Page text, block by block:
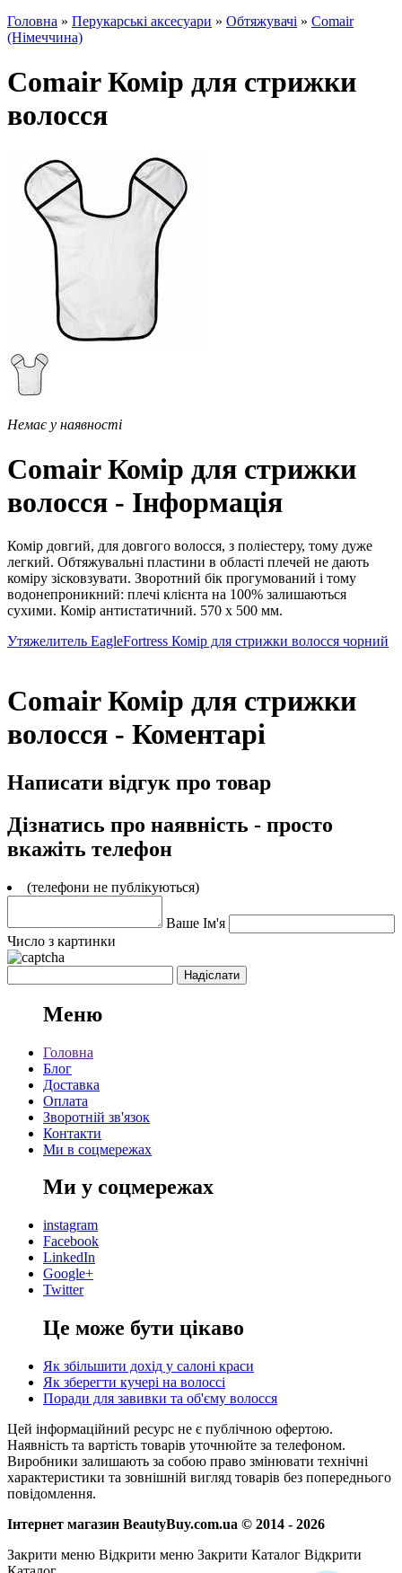
Головна » Перукарські аксесуари » Обтяжувачі » Comair
(Німеччина)
Comair Комір для стрижки
волосся
Немає у наявності
Comair Комір для стрижки
волосся - Інформація
Комір довгий, для довгого волосся, з поліестеру, тому дуже
легкий. Обтяжувальні пластини в області плечей не дають
коміру зісковзувати. Зворотний бік прогумований і тому
водонепроникний: плечі клієнта на 100% залишаються
сухими. Комір антистатичний. 570 х 500 мм.
Утяжелитель EagleFortress Комір для стрижки волосся чорний
Comair Комір для стрижки
волосся - Коментарі
Написати відгук про товар
Дізнатись про наявність - просто
вкажіть телефон
(телефони не публікуються)
Ваше Ім'я
Число з картинки
Меню
Головна
Блог
Доставка
Оплата
Зворотній зв'язок
Контакти
Ми в соцмережах
Ми у соцмережах
instagram
Facebook
LinkedIn
Google+
Twitter
Це може бути цікаво
Як збільшити дохід у салоні краси
Як зберегти кучері на волоссі
Поради для завивки та об'єму волосся
Цей інформаційний ресурс не є публічною офертою.
Наявність та вартість товарів уточнюйте за телефоном.
Виробники залишають за собою право змінювати технічні
характеристики та зовнішній вигляд товарів без попереднього
повідомлення.
Інтернет магазин BeautyBuy.com.ua © 2014 - 2026
Закрити меню Відкрити меню Закрити Каталог Відкрити